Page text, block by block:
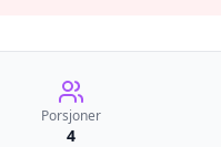
Porsjoner
4